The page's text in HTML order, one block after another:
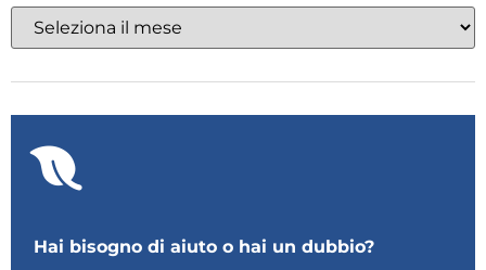
Hai bisogno di aiuto o hai un dubbio?